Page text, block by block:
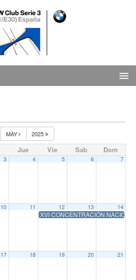
MAY 2025
Jue Vie Sab Dom
3 4 5 6 7
10 11 12
XVI CONCENTRACIÓN
13 14
17 18 19 20 21